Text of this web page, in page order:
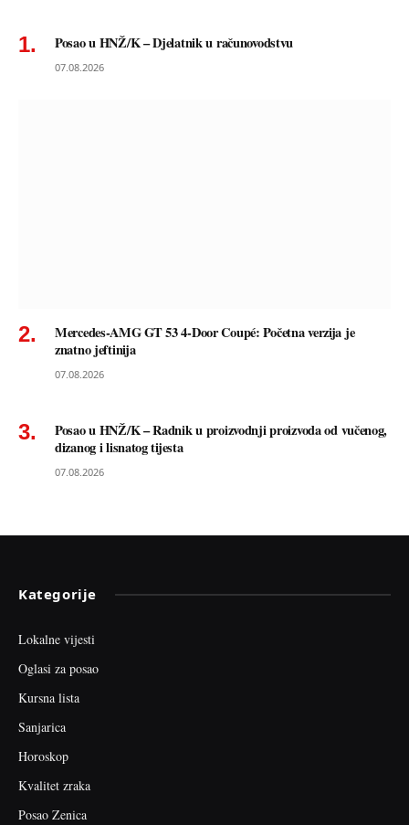
Posao u HNŽ/K – Djelatnik u računovodstvu
07.08.2026
Mercedes-AMG GT 53 4-Door Coupé: Početna verzija je
znatno jeftinija
07.08.2026
Posao u HNŽ/K – Radnik u proizvodnji proizvoda od vučenog,
dizanog i lisnatog tijesta
07.08.2026
Kategorije
Lokalne vijesti
Oglasi za posao
Kursna lista
Sanjarica
Horoskop
Kvalitet zraka
Posao Zenica